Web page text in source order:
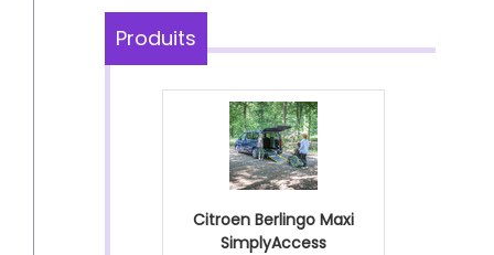
Produits
Citroen Berlingo Maxi
SimplyAccess